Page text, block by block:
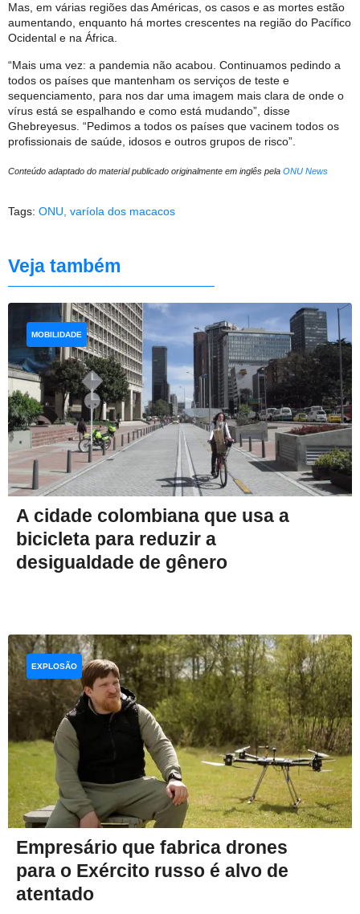
Mas, em várias regiões das Américas, os casos e as mortes estão
aumentando, enquanto há mortes crescentes na região do Pacífico
Ocidental e na África.
“Mais uma vez: a pandemia não acabou. Continuamos pedindo a
todos os países que mantenham os serviços de teste e
sequenciamento, para nos dar uma imagem mais clara de onde o
vírus está se espalhando e como está mudando”, disse
Ghebreyesus. “Pedimos a todos os países que vacinem todos os
profissionais de saúde, idosos e outros grupos de risco”.
Conteúdo adaptado do material publicado originalmente em inglês pela ONU News
Tags: ONU varíola dos macacos
Veja também
A cidade colombiana que usa a
bicicleta para reduzir a
desigualdade de gênero
MOBILIDADE
Empresário que fabrica drones
para o Exército russo é alvo de
atentado
EXPLOSÃO